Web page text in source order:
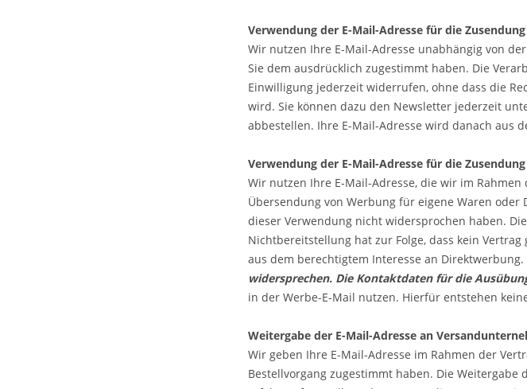
Verwendung der E-Mail-Adresse für die
Wir nutzen Ihre E-Mail-Adresse unabhängig von
Sie dem ausdrücklich zugestimmt haben. Die
Einwilligung jederzeit widerrufen, ohne dass die
wird. Sie können dazu den Newsletter jederzeit
abbestellen. Ihre E-Mail-Adresse wird danach aus
Verwendung der E-Mail-Adresse für die
Wir nutzen Ihre E-Mail-Adresse, die wir im
Übersendung von Werbung für eigene Waren
dieser Verwendung nicht widersprochen haben.
Nichtbereitstellung hat zur Folge, dass kein
aus dem berechtigtem Interesse an Direktwerbung.
widersprechen. Die Kontaktdaten für die
in der Werbe-E-Mail nutzen. Hierfür entstehen
Weitergabe der E-Mail-Adresse an
Wir geben Ihre E-Mail-Adresse im Rahmen der
Bestellvorgang zugestimmt haben. Die